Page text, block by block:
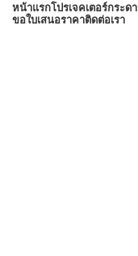
หน้าแรกโปรเจคเตอร์กระด
ขอใบเสนอราคาติดต่อเรา